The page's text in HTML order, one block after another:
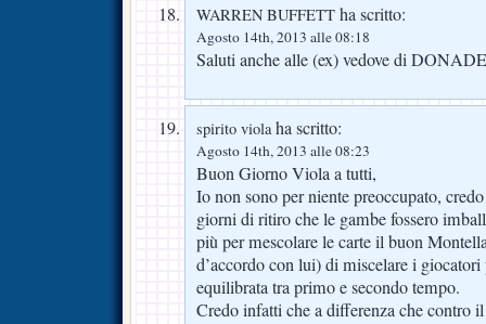
WARREN BUFFETT ha scritto:
Agosto 14th, 2013 alle 08:18
Saluti anche alle (ex) vedove di
spirito violaha scritto:
Agosto 14th, 2013 alle 08:23
Buon Giorno Viola a tutti,
Io non sono per niente preoccupato,
giorni di ritiro che le gambe fossero
più per mescolare le carte il buon
d’accordo con lui) di miscelare i giocatori
equilibrata tra primo e secondo tempo.
Credo infatti che a differenza che contro